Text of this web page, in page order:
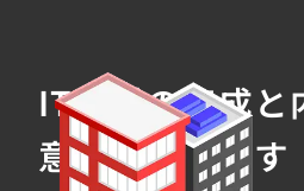
IT人材の育成と
意としています